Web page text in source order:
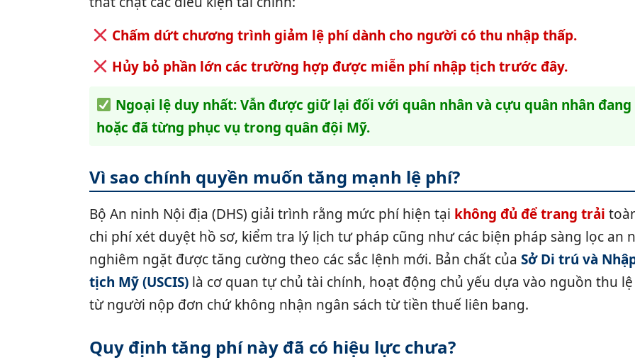
Chấm dứt chương trình giảm lệ phí dành cho người có thu nhập thấp.
Hủy bỏ phần lớn các trường hợp được miễn phí nhập tịch trước đây.
Ngoại lệ duy nhất: Vẫn được giữ lại đối với quân nhân và cựu quân nhân đang
hoặc đã từng phục vụ trong quân đội Mỹ.
Vì sao chính quyền muốn tăng mạnh lệ phí?
Bộ An ninh Nội địa (DHS) giải trình rằng mức phí hiện tại không đủ để trang trải
chi phí xét duyệt hồ sơ, kiểm tra lý lịch tư pháp cũng như các biện pháp sàng lọc an
nghiêm ngặt được tăng cường theo các sắc lệnh mới. Bản chất của Sở Di trú và
tịch Mỹ (USCIS) là cơ quan tự chủ tài chính, hoạt động chủ yếu dựa vào nguồn thu
từ người nộp đơn chứ không nhận ngân sách từ tiền thuế liên bang.
Quy định tăng phí này đã có hiệu lực chưa?